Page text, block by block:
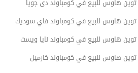
توين هاوس للبيع في كومباوند دى جويا
توين هاوس للبيع في كومباوند فاي سوديك
توين هاوس للبيع في كومباوند نايا ويست
توين هاوس للبيع في كومباوند كارميل